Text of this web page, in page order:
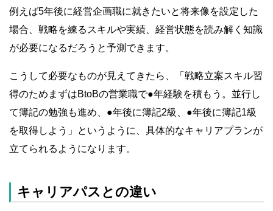
例えば5年後に経営企画職に就きたいと将来像を設定した
場合、戦略を練るスキルや実績、経営状態を読み解く知識
が必要になるだろうと予測できます。
こうして必要なものが見えてきたら、「戦略立案スキル習
得のためまずはBtoBの営業職で●年経験を積もう。並行し
て簿記の勉強も進め、●年後に簿記2級、●年後に簿記1級
を取得しよう」というように、具体的なキャリアプランが
立てられるようになります。
キャリアパスとの違い